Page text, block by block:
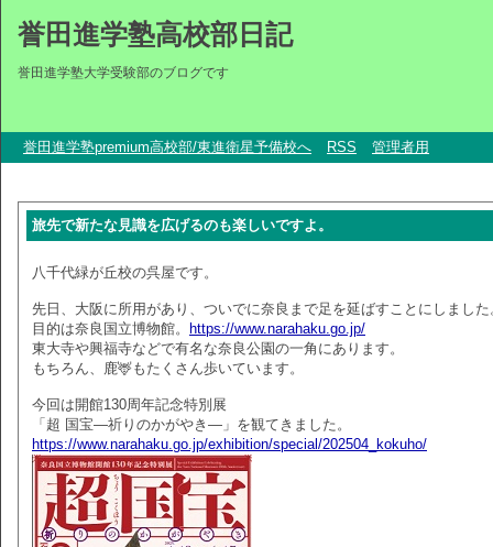
誉田進学塾高校部日記
誉田進学塾大学受験部のブログです
誉田進学塾premium高校部/東進衛星予備校へ RSS 管理者用
旅先で新たな見識を広げるのも楽しいですよ。
八千代緑が丘校の呉屋です。
先日、大阪に所用があり、ついでに奈良まで足を延ばすことにしました
目的は奈良国立博物館。
https://www.narahaku.go.jp/
東大寺や興福寺などで有名な奈良公園の一角にあります。
もちろん、鹿🦌もたくさん歩いています。
今回は開館130周年記念特別展
「超 国宝―祈りのかがやき―」を観てきました。
https://www.narahaku.go.jp/exhibition/special/202504_kokuho/